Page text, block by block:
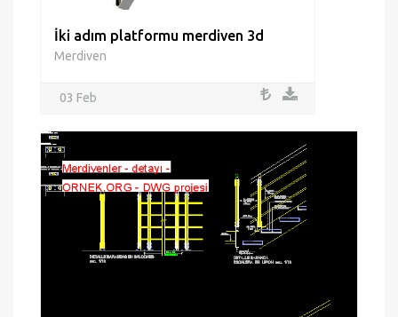
İki adım platformu merdiven 3d
Merdiven
03 Feb